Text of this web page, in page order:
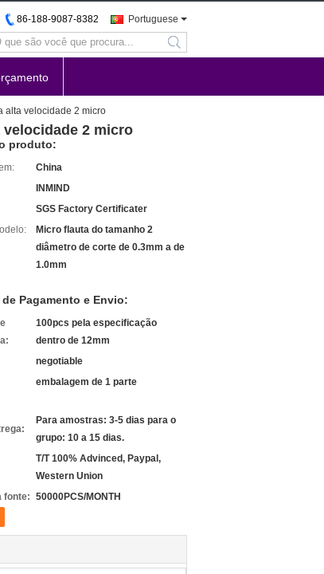
Portuguese
86-188-9087-8382
search
alta velocidade 2 micro
velocidade 2 micro
produto:
China
INMIND
SGS Factory Certificater
Micro flauta do tamanho 2
diâmetro de corte de 0.3mm a de
1.0mm
Pagamento e Envio:
100pcs pela especificação
dentro de 12mm
negotiable
embalagem de 1 parte
Para amostras: 3-5 dias para o
grupo: 10 a 15 dias.
T/T 100% Advinced, Paypal,
Western Union
fonte: 50000PCS/MONTH